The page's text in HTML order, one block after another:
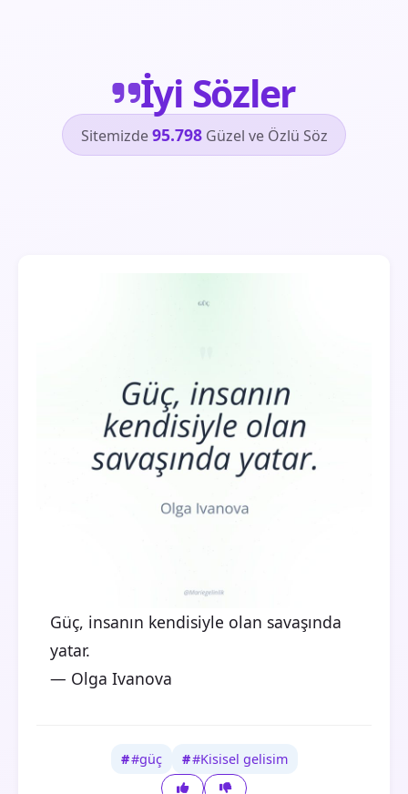
İyi Sözler
Sitemizde95.798Güzel ve Özlü Söz
Güç, insanın kendisiyle olan savaşında
yatar.
— Olga Ivanova
#güç #Kisisel gelisim